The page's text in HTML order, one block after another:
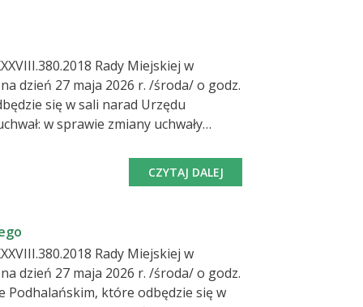
Rady Miejskiej w
w 2026 roku; w sprawie udzielenia dotacji celowej na
CZYTAJ DALEJ
Rady Miejskiej w